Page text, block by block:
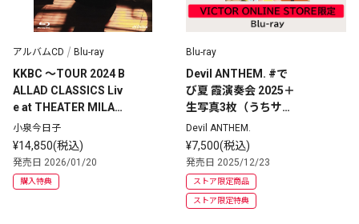
アルバムCD Blu-ray
KKBC 〜TOUR 2024 B
ALLAD CLASSICS Liv
e at THEATER MILAN
O-Za〜 | Blu-ray+2SH
M-CDセット
小泉今日子
¥14,850(税込)
発売日 2026/01/20
購入特典
Blu-ray
Devil ANTHEM. #で
び夏 霞演奏会 2025＋
生写真3枚（うちサイ
ン入り1枚/全6種ラン
ダム封入）付 | VICTO
R ONLINE STORE限定
盤 | Blu-ray
Devil ANTHEM.
¥7,500(税込)
発売日 2025/12/23
ストア限定商品
ストア限定特典